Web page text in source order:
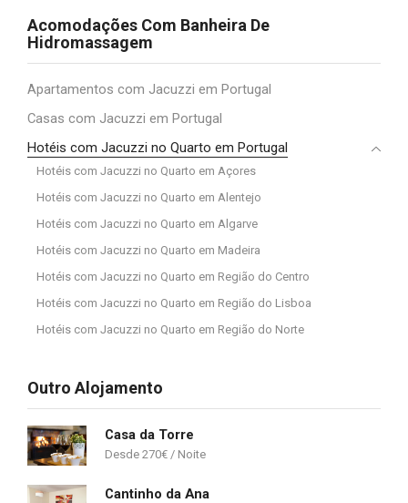
Acomodações Com Banheira De
Hidromassagem
Apartamentos com Jacuzzi em Portugal
Casas com Jacuzzi em Portugal
Hotéis com Jacuzzi no Quarto em Portugal
Hotéis com Jacuzzi no Quarto em Açores
Hotéis com Jacuzzi no Quarto em Alentejo
Hotéis com Jacuzzi no Quarto em Algarve
Hotéis com Jacuzzi no Quarto em Madeira
Hotéis com Jacuzzi no Quarto em Região do Centro
Hotéis com Jacuzzi no Quarto em Região do Lisboa
Hotéis com Jacuzzi no Quarto em Região do Norte
Outro Alojamento
Casa da Torre
270€
Cantinho da Ana